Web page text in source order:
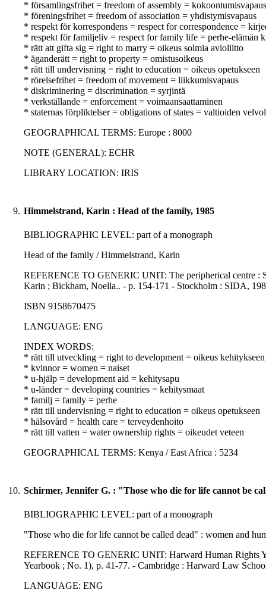
* församlingsfrihet = freedom of assembly = kokoontumisvapaus
* föreningsfrihet = freedom of association = yhdistymisvapaus
* respekt för korrespondens = respect for correspondence =
* respekt för familjeliv = respect for family life = perhe-elämän
* rätt att gifta sig = right to marry = oikeus solmia avioliitto
* äganderätt = right to property = omistusoikeus
* rätt till undervisning = right to education = oikeus opetukseen
* rörelsefrihet = freedom of movement = liikkumisvapaus
* diskriminering = discrimination = syrjintä
* verkställande = enforcement = voimaansaattaminen
* staternas förpliktelser = obligations of states = valtioiden
GEOGRAPHICAL TERMS: Europe : 8000
NOTE (GENERAL): ECHR
LIBRARY LOCATION: IRIS
9. Himmelstrand, Karin : Head of the family, 1985
BIBLIOGRAPHIC LEVEL: part of a monograph
Head of the family / Himmelstrand, Karin
REFERENCE TO GENERIC UNIT: The peripherical centre :
Karin ; Bickham, Noella.. - p. 154-171 - Stockholm : SIDA,
ISBN 9158670475
LANGUAGE: ENG
INDEX WORDS:
* rätt till utveckling = right to development = oikeus kehitykseen
* kvinnor = women = naiset
* u-hjälp = development aid = kehitysapu
* u-länder = developing countries = kehitysmaat
* familj = family = perhe
* rätt till undervisning = right to education = oikeus opetukseen
* hälsovård = health care = terveydenhoito
* rätt till vatten = water ownership rights = oikeudet veteen
GEOGRAPHICAL TERMS: Kenya / East Africa : 5234
10. Schirmer, Jennifer G. : "Those who die for life cannot be
BIBLIOGRAPHIC LEVEL: part of a monograph
"Those who die for life cannot be called dead" : women and
REFERENCE TO GENERIC UNIT: Harward Human Rights
Yearbook ; No. 1), p. 41-77. - Cambridge : Harward Law
LANGUAGE: ENG